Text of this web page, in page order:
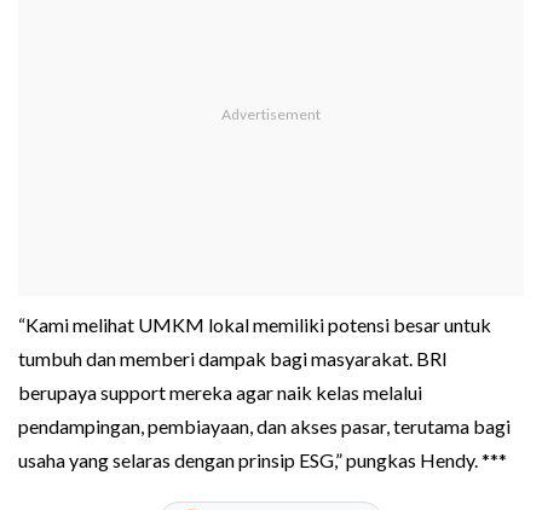
“Kami melihat UMKM lokal memiliki potensi besar untuk
tumbuh dan memberi dampak bagi masyarakat. BRI
berupaya support mereka agar naik kelas melalui
pendampingan, pembiayaan, dan akses pasar, terutama bagi
usaha yang selaras dengan prinsip ESG,” pungkas Hendy. ***